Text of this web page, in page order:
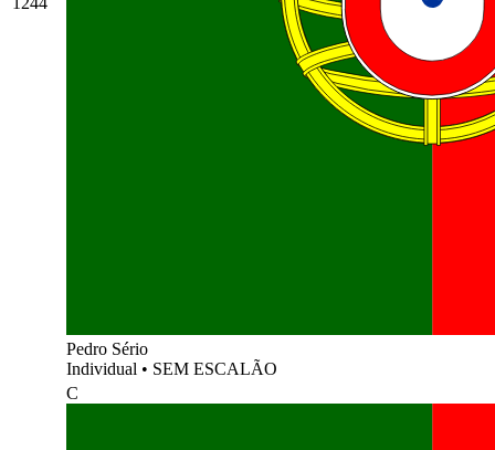
Pedro Sério
Individual • SEM ESCALÃO
C